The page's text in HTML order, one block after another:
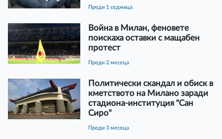
преди 1 седмица
Война в Милан, феновете
поискаха оставки с мащабен
протест
преди 2 месеца
Политически скандал и обиск в
кметството на Милано заради
стадиона-институция "Сан
Сиро"
преди 3 месеца